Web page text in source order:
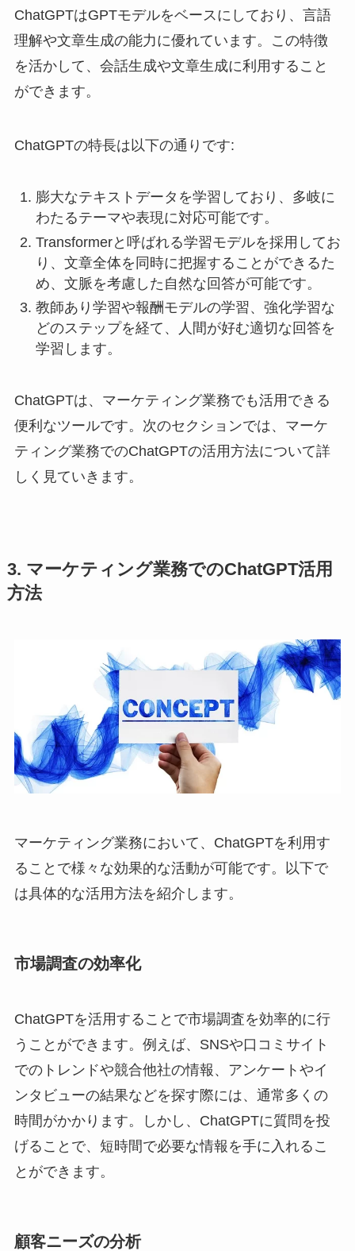
ChatGPTはGPTモデルをベースにしており、言語
理解や文章生成の能力に優れています。この特徴
を活かして、会話生成や文章生成に利用すること
ができます。
ChatGPTの特長は以下の通りです:
膨大なテキストデータを学習しており、多岐に
わたるテーマや表現に対応可能です。
Transformerと呼ばれる学習モデルを採用してお
り、文章全体を同時に把握することができるた
め、文脈を考慮した自然な回答が可能です。
教師あり学習や報酬モデルの学習、強化学習な
どのステップを経て、人間が好む適切な回答を
学習します。
ChatGPTは、マーケティング業務でも活用できる
便利なツールです。次のセクションでは、マーケ
ティング業務でのChatGPTの活用方法について詳
しく見ていきます。
3. マーケティング業務でのChatGPT活用
方法
マーケティング業務において、ChatGPTを利用す
ることで様々な効果的な活動が可能です。以下で
は具体的な活用方法を紹介します。
市場調査の効率化
ChatGPTを活用することで市場調査を効率的に行
うことができます。例えば、SNSや口コミサイト
でのトレンドや競合他社の情報、アンケートやイ
ンタビューの結果などを探す際には、通常多くの
時間がかかります。しかし、ChatGPTに質問を投
げることで、短時間で必要な情報を手に入れるこ
とができます。
顧客ニーズの分析